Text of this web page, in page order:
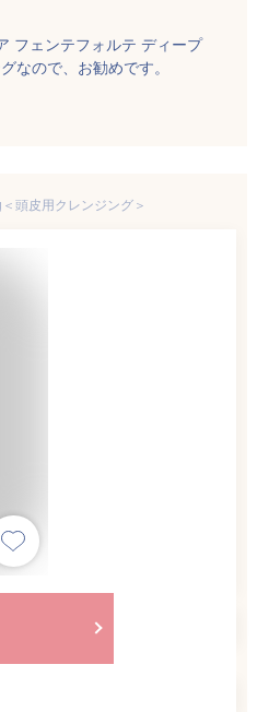
フェンテフォルテ ディープ
なので、お勧めです。
頭皮用クレンジング＞